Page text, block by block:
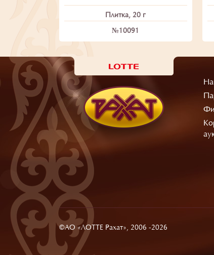
Плитка, 20 г
№10091
©АО «ЛОТТЕ Рахат», 2006 -2026